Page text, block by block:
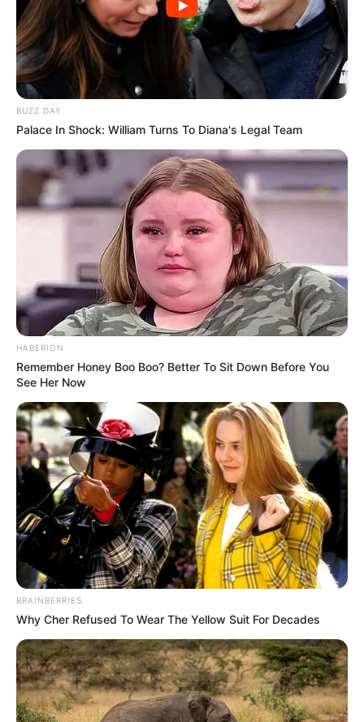
BUZZ DAY
Palace In Shock: William Turns To Diana's Legal Team
HABERION
Remember Honey Boo Boo? Better To Sit Down Before You
See Her Now
BRAINBERRIES
Why Cher Refused To Wear The Yellow Suit For Decades